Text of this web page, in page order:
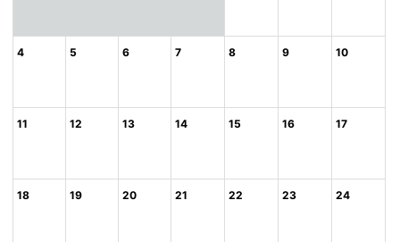
4 5 6 7 8 9 10
11 12 13 14 15 16 17
18 19 20 21 22 23 24